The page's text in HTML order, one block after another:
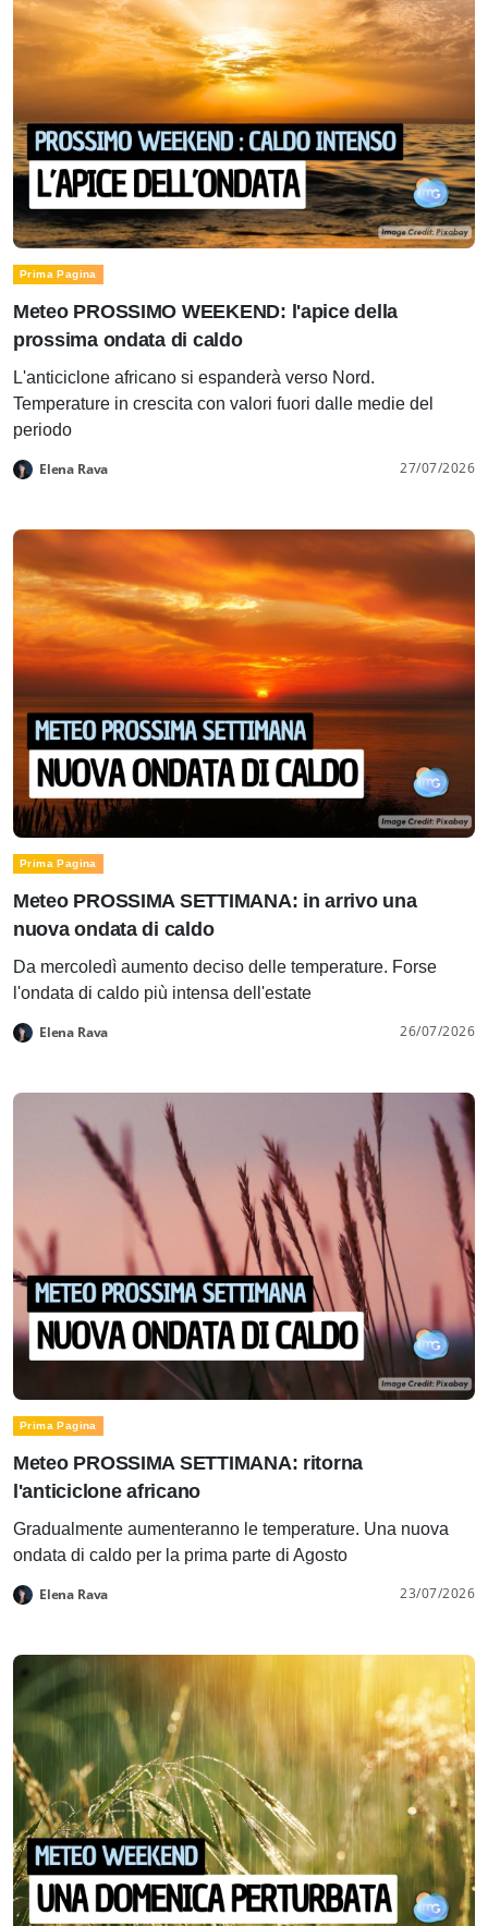
Prima Pagina
Meteo PROSSIMO WEEKEND: l'apice della
prossima ondata di caldo
L'anticiclone africano si espanderà verso Nord.
Temperature in crescita con valori fuori dalle medie del
periodo
Elena Rava 27/07/2026
Prima Pagina
Meteo PROSSIMA SETTIMANA: in arrivo una
nuova ondata di caldo
Da mercoledì aumento deciso delle temperature. Forse
l'ondata di caldo più intensa dell'estate
Elena Rava 26/07/2026
Prima Pagina
Meteo PROSSIMA SETTIMANA: ritorna
l'anticiclone africano
Gradualmente aumenteranno le temperature. Una nuova
ondata di caldo per la prima parte di Agosto
Elena Rava 23/07/2026